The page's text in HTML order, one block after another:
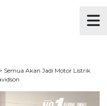
> Semua Akan Jadi Motor Listrik